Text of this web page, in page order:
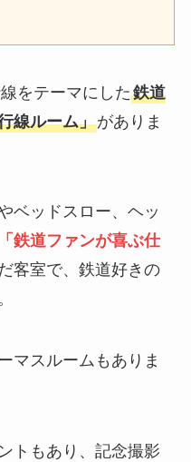
をテーマにした鉄道
線ルーム」がありま
ベッドスロー、ヘッ
「鉄道ファンが喜ぶ仕
客室で、鉄道好きの
マスルームもありま
トもあり、記念撮影